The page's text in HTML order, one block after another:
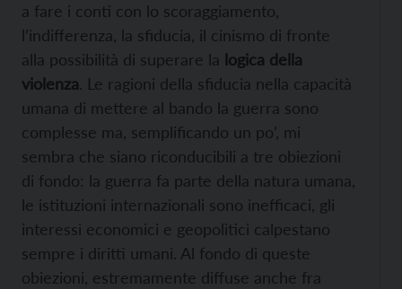
a fare i conti con lo scoraggiamento,
l’indifferenza, la sfiducia, il cinismo di fronte
alla possibilità di superare la logica della
violenza. Le ragioni della sfiducia nella capacità
umana di mettere al bando la guerra sono
complesse ma, semplificando un po’, mi
sembra che siano riconducibili a tre obiezioni
di fondo: la guerra fa parte della natura umana,
le istituzioni internazionali sono inefficaci, gli
interessi economici e geopolitici calpestano
sempre i diritti umani. Al fondo di queste
obiezioni, estremamente diffuse anche fra